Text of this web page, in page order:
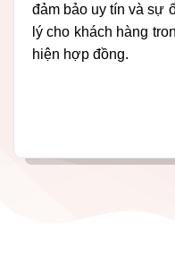
đảm bảo uy tín và sự
lý cho khách hàng
hiện hợp đồng.